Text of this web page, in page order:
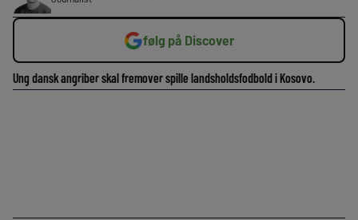
følg på Discover
Ung dansk angriber skal fremover spille landsholdsfodbold i Kosovo.